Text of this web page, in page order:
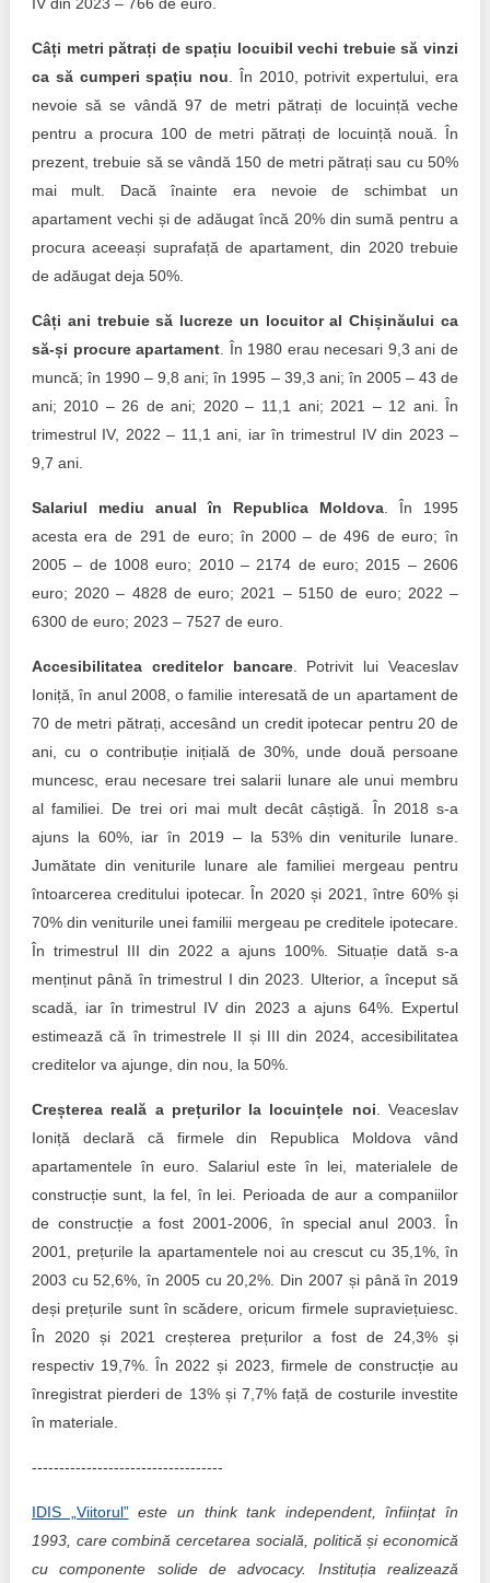
Câți metri pătrați de spațiu locuibil vechi trebuie să vinzi
ca să cumperi spațiu nou . În 2010, potrivit expertului, era
nevoie să se vândă 97 de metri pătrați de locuință veche
pentru a procura 100 de metri pătrați de locuință nouă. În
prezent, trebuie să se vândă 150 de metri pătrați sau cu 50%
mai mult. Dacă înainte era nevoie de schimbat un
apartament vechi și de adăugat încă 20% din sumă pentru a
procura aceeași suprafață de apartament, din 2020 trebuie
de adăugat deja 50%.
Câți ani trebuie să lucreze un locuitor al Chișinăului ca
să-și procure apartament . În 1980 erau necesari 9,3 ani de
muncă; în 1990 – 9,8 ani; în 1995 – 39,3 ani; în 2005 – 43 de
ani; 2010 – 26 de ani; 2020 – 11,1 ani; 2021 – 12 ani. În
trimestrul IV, 2022 – 11,1 ani, iar în trimestrul IV din 2023 –
9,7 ani.
Salariul mediu anual în Republica Moldova . În 1995
acesta era de 291 de euro; în 2000 – de 496 de euro; în
2005 – de 1008 euro; 2010 – 2174 de euro; 2015 – 2606
euro; 2020 – 4828 de euro; 2021 – 5150 de euro; 2022 –
6300 de euro; 2023 – 7527 de euro.
Accesibilitatea creditelor bancare. Potrivit lui Veaceslav
Ioniță, în anul 2008, o familie interesată de un apartament de
70 de metri pătrați, accesând un credit ipotecar pentru 20 de
ani, cu o contribuție inițială de 30%, unde două persoane
muncesc, erau necesare trei salarii lunare ale unui membru
al familiei. De trei ori mai mult decât câștigă. În 2018 s-a
ajuns la 60%, iar în 2019 – la 53% din veniturile lunare.
Jumătate din veniturile lunare ale familiei mergeau pentru
întoarcerea creditului ipotecar. În 2020 și 2021, între 60% și
70% din veniturile unei familii mergeau pe creditele ipotecare.
În trimestrul III din 2022 a ajuns 100%. Situație dată s-a
menținut până în trimestrul I din 2023. Ulterior, a început să
scadă, iar în trimestrul IV din 2023 a ajuns 64%. Expertul
estimează că în trimestrele II și III din 2024, accesibilitatea
creditelor va ajunge, din nou, la 50%.
Creșterea reală a prețurilor la locuințele noi . Veaceslav
Ioniță declară că firmele din Republica Moldova vând
apartamentele în euro. Salariul este în lei, materialele de
construcție sunt, la fel, în lei. Perioada de aur a companiilor
de construcție a fost 2001-2006, în special anul 2003. În
2001, prețurile la apartamentele noi au crescut cu 35,1%, în
2003 cu 52,6%, în 2005 cu 20,2%. Din 2007 și până în 2019
deși prețurile sunt în scădere, oricum firmele supraviețuiesc.
În 2020 și 2021 creșterea prețurilor a fost de 24,3% și
respectiv 19,7%. În 2022 și 2023, firmele de construcție au
înregistrat pierderi de 13% și 7,7% față de costurile investite
în materiale.
-----------------------------------
IDIS „Viitorul” este un think tank independent, înființat în
1993, care combină cercetarea socială, politică și economică
cu componente solide de advocacy. Instituția realizează